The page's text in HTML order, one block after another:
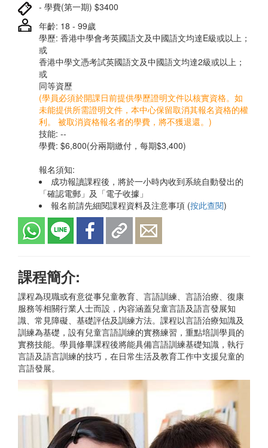
- 學費(第一期) $3400
年齡: 18 - 99歲
學歷: 香港中學會考英國語文及中國語文均達E級或以上；
或
香港中學文憑考試英國語文及中國語文均達2級或以上；
或
同等資歷
(學員必須於開課日前提供學歷證明文件以核實資格。如
未能提供所需證明文件，本中心保留取消其報名資格的權
利。 被取消資格報名者的學費，將不獲退還。)
技能: --
學費: $6,800(分兩期繳付，每期$3,400)
報名須知:
成功報讀課程後，將於一小時內收到系統自動發出的
「確認電郵」及「電子收據」
報名前請先細閱課程資料及注意事項 (按此查閱)
課程簡介:
課程為現職或有意從事兒童教育、言語訓練、言語治療、復康
服務等相關行業人士而設，內容涵蓋兒童言語及語言發展知
識、常見障礙、基礎評估及訓練方法。課程以言語治療知識及
訓練為基礎，設有兒童言語訓練的實務練習，重點培訓學員的
實務技能。學員修畢課程後將能具備言語訓練基礎知識，執行
言語及語言訓練的技巧，在日常生活及教育工作中支援兒童的
言語發展。